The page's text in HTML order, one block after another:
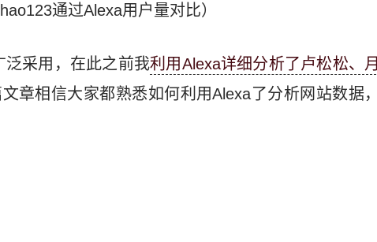
通过Alexa用户量对比）
泛采用，在此之前我利用Alexa详细分析了卢松松、月
章相信大家都熟悉如何利用Alexa了分析网站数据，